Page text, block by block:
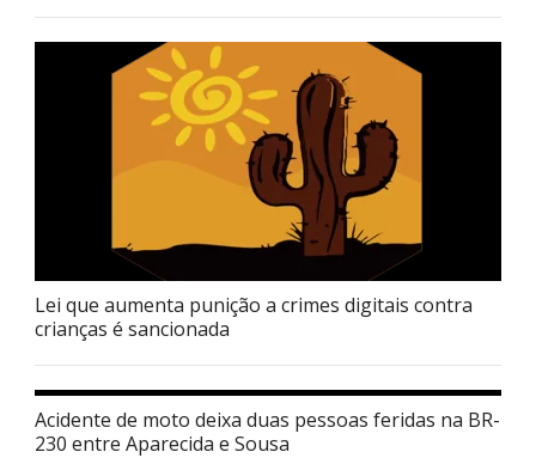
Lei que aumenta punição a crimes digitais contra
crianças é sancionada
Acidente de moto deixa duas pessoas feridas na BR-
230 entre Aparecida e Sousa